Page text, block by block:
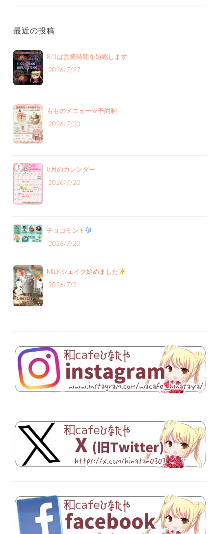
最近の投稿
8/1は営業時間を短縮します
2026/7/27
もものメニュー‪☆予約制
2026/7/20
8月のカレンダー
2026/7/20
チョコミント
2026/7/20
MILKシェイク始めました
2026/7/2